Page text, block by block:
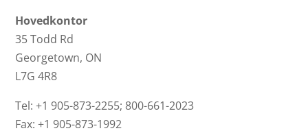
Hovedkontor
35 Todd Rd
Georgetown, ON
L7G 4R8
Tel: +1 905-873-2255; 800-661-2023
Fax: +1 905-873-1992